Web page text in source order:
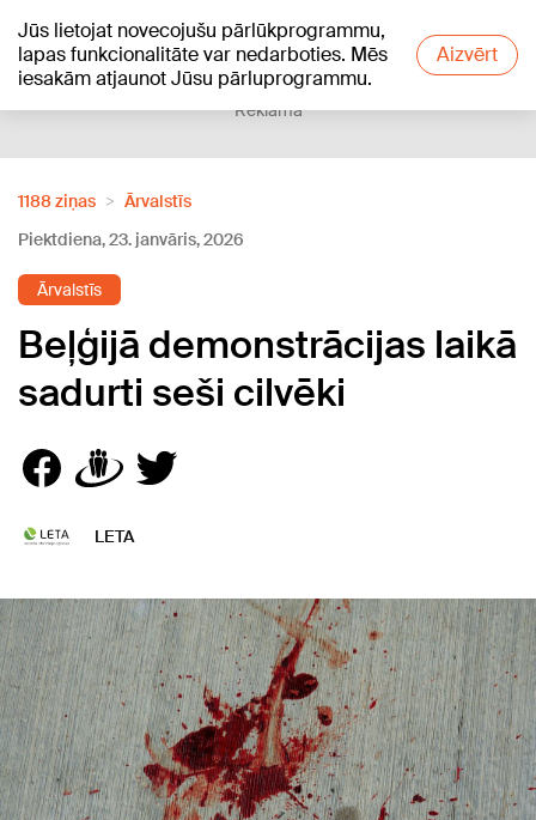
Jūs lietojat novecojušu pārlūkprogrammu,
lapas funkcionalitāte var nedarboties. Mēs
iesakām atjaunot Jūsu pārluprogrammu.
Aizvērt
+17°C
Reklāma
1188 ziņas
Ārvalstīs
Piektdiena, 23. janvāris, 2026
Ārvalstīs
Beļģijā demonstrācijas laikā
sadurti seši cilvēki
LETA